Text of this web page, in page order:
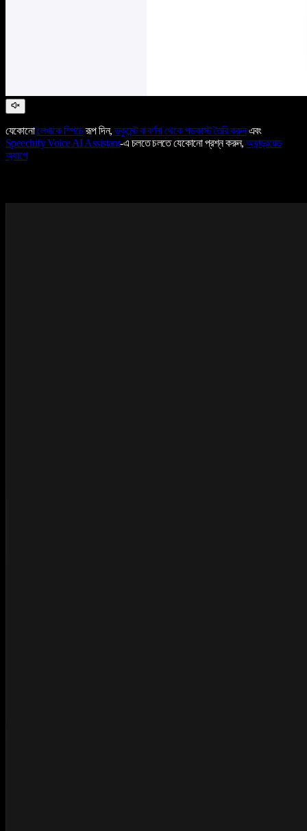
যেকোনোলেখাকে স্পিচেরূপ দিন, ডকুমেন্ট বা বর্ণনা থেকে পডকাস্ট তৈরি করুনএবং
Speechify Voice AI Assistant-এ চলতে চলতে যেকোনো প্রশ্ন করুন,অ্যান্ড্রয়েড
অ্যাপে